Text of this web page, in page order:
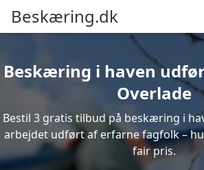
Beskæring.dk
Beskæring i haven
Overlade
Bestil 3 gratis tilbud på beskæring i
arbejdet udført af erfarne fagfolk –
fair pris.